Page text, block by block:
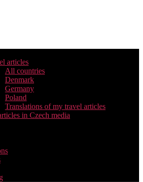
articles
All countries
Denmark
Germany
Poland
Translations of my travel articles
in Czech media